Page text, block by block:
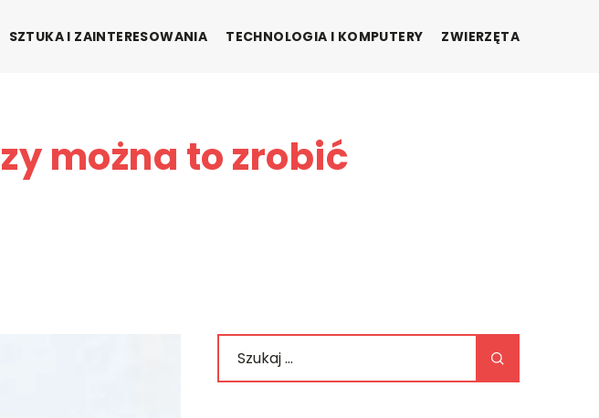
SZTUKA I ZAINTERESOWANIA TECHNOLOGIA I KOMPUTERY ZWIERZĘTA
można to zrobić